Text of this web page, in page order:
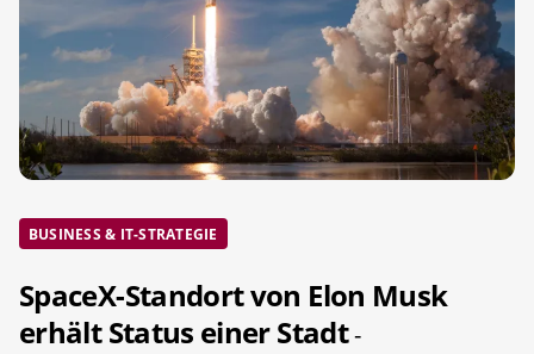
BUSINESS & IT-STRATEGIE
SpaceX-Standort von Elon Musk
erhält Status einer Stadt-